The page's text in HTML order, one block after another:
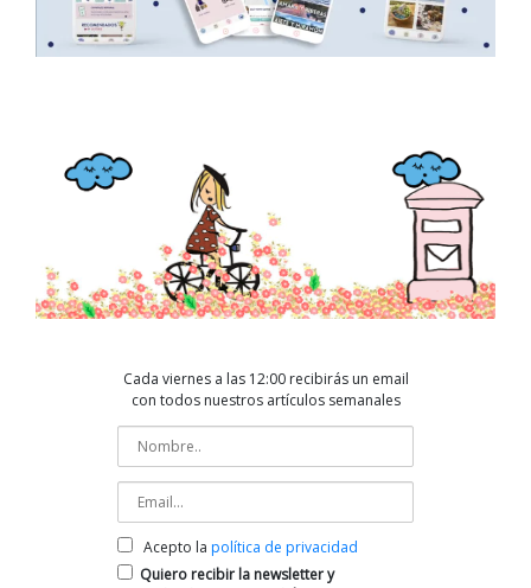
Cada viernes a las 12:00 recibirás un email
con todos nuestros artículos semanales
Acepto la política de privacidad
Quiero recibir la newsletter y